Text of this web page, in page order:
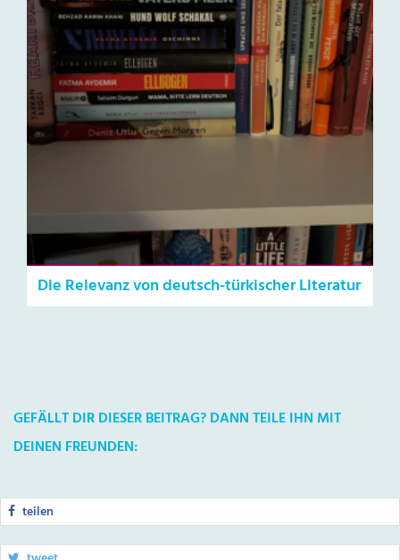
Die Relevanz von deutsch-türkischer Literatur
GEFÄLLT DIR DIESER BEITRAG? DANN TEILE IHN MIT
DEINEN FREUNDEN:
teilen